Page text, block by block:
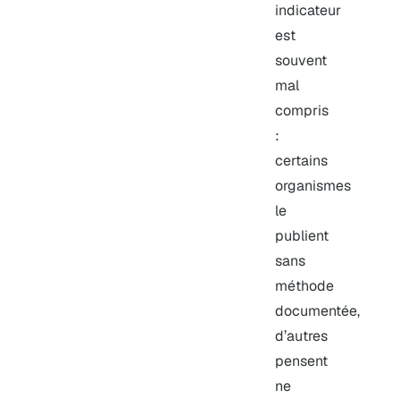
indicateur
est
souvent
mal
compris
:
certains
organismes
le
publient
sans
méthode
documentée,
d’autres
pensent
ne